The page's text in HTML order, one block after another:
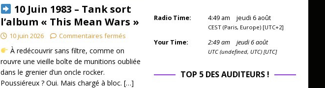
10 Juin 1983 – Tank sort
l’album « This Mean Wars »
10 juin 2026 Commentaires fermés
À redécouvrir sans filtre, comme on
rouvre une vieille boîte de munitions oubliée
dans le grenier d’un oncle rocker.
Poussiéreux ? Oui. Mais chargé à bloc. […]
Radio Time: 4:49 am jeudi 6 août
CEST (Paris, Europe) [UTC+2]
Your Time: 2:49am jeudi 6 août
UTC (undefined, UTC) [UTC]
TOP 5 DES AUDITEURS !